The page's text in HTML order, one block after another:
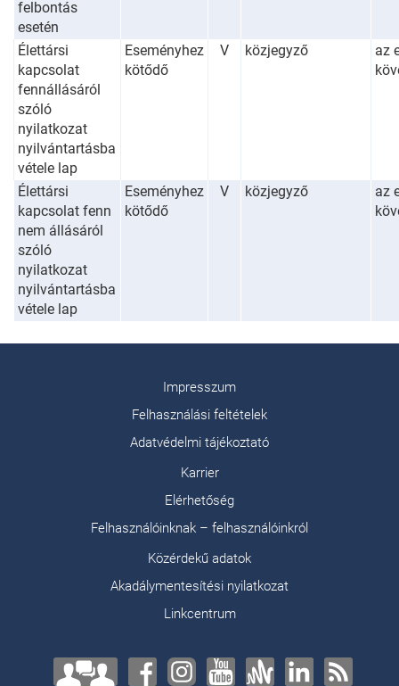
felbontás
esetén
Élettársi
kapcsolat
fennállásáról
szóló
nyilatkozat
nyilvántartásba
vétele lap
Eseményhez
kötődő
V közjegyző
az
Élettársi
kapcsolat fenn
nem állásáról
szóló
nyilatkozat
nyilvántartásba
vétele lap
Eseményhez
kötődő
V közjegyző
az
Impresszum
Felhasználási feltételek
Adatvédelmi tájékoztató
Karrier
Elérhetőség
Felhasználóinknak – felhasználóinkról
Közérdekű adatok
Akadálymentesítési nyilatkozat
Linkcentrum